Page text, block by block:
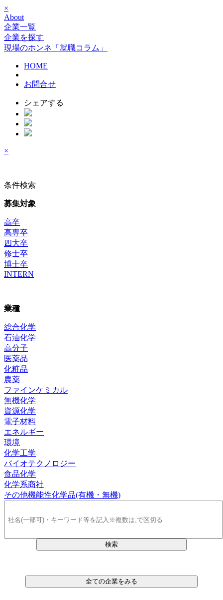
×
About
企業一覧
企業を探す
現場のホンネ「就職コラム」
HOME
お問合せ
シェアする
×
条件検索
募集対象
高卒
高専卒
四大卒
修士卒
博士卒
INTERN
業種
総合化学
石油化学
高分子
医薬品
化粧品
農薬
ファインケミカル
無機化学
資源化学
電子材料
エネルギー
環境
化学工学
バイオテクノロジー
食品化学
化学系商社
その他機能性化学品(有機・無機)
検索
全ての企業をみる